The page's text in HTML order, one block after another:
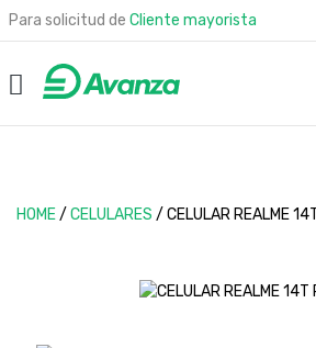
Para solicitud de Cliente mayorista
HOME/ CELULARES / CELULAR REALME